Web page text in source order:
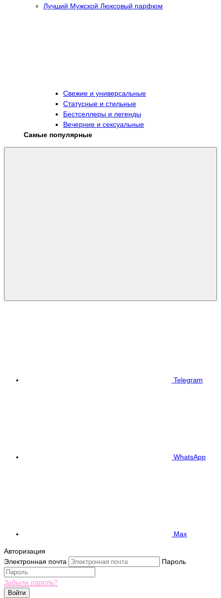
Лучший Мужской Люксовый парфюм
Свежие и универсальные
Статусные и стильные
Бестселлеры и легенды
Вечерние и сексуальные
Самые популярные
Telegram
WhatsApp
Max
Авторизация
Электронная почта
Пароль
Забыли пароль?
Войти